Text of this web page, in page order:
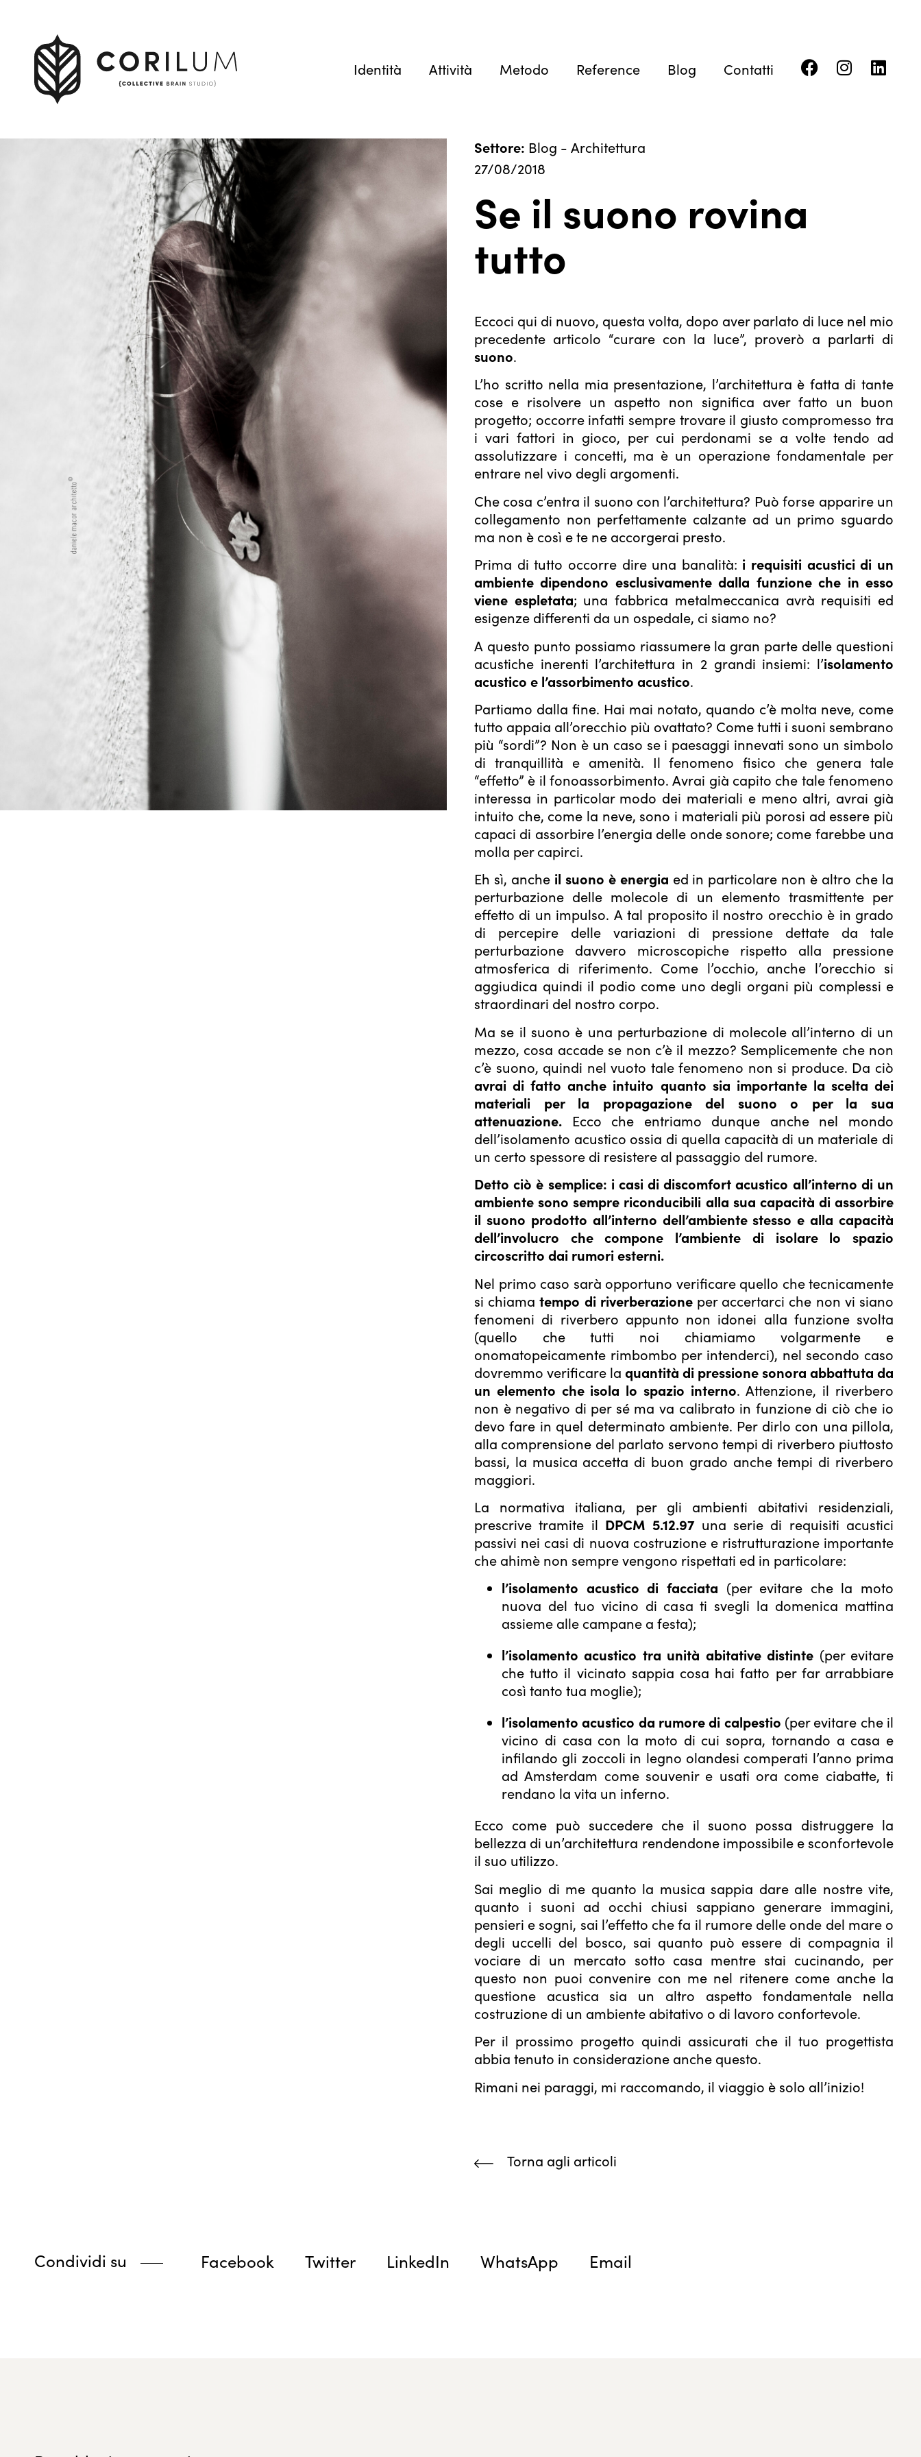
Identità Attività Metodo Reference Blog Contatti
Settore: Blog - Architettura
27/08/2018
Se il suono rovina
tutto
Eccoci qui di nuovo, questa volta, dopo aver parlato di luce nel mio
precedente articolo “curare con la luce”, proverò a parlarti di
suono.
L’ho scritto nella mia presentazione, l’architettura è fatta di tante
cose e risolvere un aspetto non significa aver fatto un buon
progetto; occorre infatti sempre trovare il giusto compromesso tra
i vari fattori in gioco, per cui perdonami se a volte tendo ad
assolutizzare i concetti, ma è un operazione fondamentale per
entrare nel vivo degli argomenti.
Che cosa c’entra il suono con l’architettura? Può forse apparire un
collegamento non perfettamente calzante ad un primo sguardo
ma non è così e te ne accorgerai presto.
Prima di tutto occorre dire una banalità: i requisiti acustici di un
ambiente dipendono esclusivamente dalla funzione che in esso
viene espletata; una fabbrica metalmeccanica avrà requisiti ed
esigenze differenti da un ospedale, ci siamo no?
A questo punto possiamo riassumere la gran parte delle questioni
acustiche inerenti l’architettura in 2 grandi insiemi: l’isolamento
acustico e l’assorbimento acustico.
Partiamo dalla fine. Hai mai notato, quando c’è molta neve, come
tutto appaia all’orecchio più ovattato? Come tutti i suoni sembrano
più “sordi”? Non è un caso se i paesaggi innevati sono un simbolo
di tranquillità e amenità. Il fenomeno fisico che genera tale
“effetto” è il fonoassorbimento. Avrai già capito che tale fenomeno
interessa in particolar modo dei materiali e meno altri, avrai già
intuito che, come la neve, sono i materiali più porosi ad essere più
capaci di assorbire l’energia delle onde sonore; come farebbe una
molla per capirci.
Eh sì, anche il suono è energia ed in particolare non è altro che la
perturbazione delle molecole di un elemento trasmittente per
effetto di un impulso. A tal proposito il nostro orecchio è in grado
di percepire delle variazioni di pressione dettate da tale
perturbazione davvero microscopiche rispetto alla pressione
atmosferica di riferimento. Come l’occhio, anche l’orecchio si
aggiudica quindi il podio come uno degli organi più complessi e
straordinari del nostro corpo.
Ma se il suono è una perturbazione di molecole all’interno di un
mezzo, cosa accade se non c’è il mezzo? Semplicemente che non
c’è suono, quindi nel vuoto tale fenomeno non si produce. Da ciò
avrai di fatto anche intuito quanto sia importante la scelta dei
materiali per la propagazione del suono o per la sua
attenuazione. Ecco che entriamo dunque anche nel mondo
dell’isolamento acustico ossia di quella capacità di un materiale di
un certo spessore di resistere al passaggio del rumore.
Detto ciò è semplice: i casi di discomfort acustico all’interno di un
ambiente sono sempre riconducibili alla sua capacità di assorbire
il suono prodotto all’interno dell’ambiente stesso e alla capacità
dell’involucro che compone l’ambiente di isolare lo spazio
circoscritto dai rumori esterni.
Nel primo caso sarà opportuno verificare quello che tecnicamente
si chiamatempo di riverberazioneper accertarci che non vi siano
fenomeni di riverbero appunto non idonei alla funzione svolta
(quello che tutti noi chiamiamo volgarmente e
onomatopeicamente rimbombo per intenderci), nel secondo caso
dovremmo verificare la quantità di pressione sonora abbattuta da
un elemento che isola lo spazio interno. Attenzione, il riverbero
non è negativo di per sé ma va calibrato in funzione di ciò che io
devo fare in quel determinato ambiente. Per dirlo con una pillola,
alla comprensione del parlato servono tempi di riverbero piuttosto
bassi, la musica accetta di buon grado anche tempi di riverbero
maggiori.
La normativa italiana, per gli ambienti abitativi residenziali,
prescrive tramite il DPCM 5.12.97una serie di requisiti acustici
passivi nei casi di nuova costruzione e ristrutturazione importante
che ahimè non sempre vengono rispettati ed in particolare:
l’isolamento acustico di facciata (per evitare che la moto
nuova del tuo vicino di casa ti svegli la domenica mattina
assieme alle campane a festa);
l’isolamento acustico tra unità abitative distinte (per evitare
che tutto il vicinato sappia cosa hai fatto per far arrabbiare
così tanto tua moglie);
l’isolamento acustico da rumore di calpestio (per evitare che il
vicino di casa con la moto di cui sopra, tornando a casa e
infilando gli zoccoli in legno olandesi comperati l’anno prima
ad Amsterdam come souvenir e usati ora come ciabatte, ti
rendano la vita un inferno.
Ecco come può succedere che il suono possa distruggere la
bellezza di un’architettura rendendone impossibile e sconfortevole
il suo utilizzo.
Sai meglio di me quanto la musica sappia dare alle nostre vite,
quanto i suoni ad occhi chiusi sappiano generare immagini,
pensieri e sogni, sai l’effetto che fa il rumore delle onde del mare o
degli uccelli del bosco, sai quanto può essere di compagnia il
vociare di un mercato sotto casa mentre stai cucinando, per
questo non puoi convenire con me nel ritenere come anche la
questione acustica sia un altro aspetto fondamentale nella
costruzione di un ambiente abitativo o di lavoro confortevole.
Per il prossimo progetto quindi assicurati che il tuo progettista
abbia tenuto in considerazione anche questo.
Rimani nei paraggi, mi raccomando, il viaggio è solo all’inizio!
Torna agli articoli
Condividi su Facebook Twitter LinkedIn WhatsApp Email